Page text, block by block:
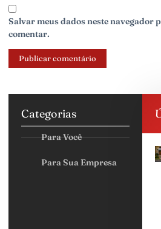
Salvar meus dados neste navegador
comentar.
Categorias
Para Você
Para Sua Empresa